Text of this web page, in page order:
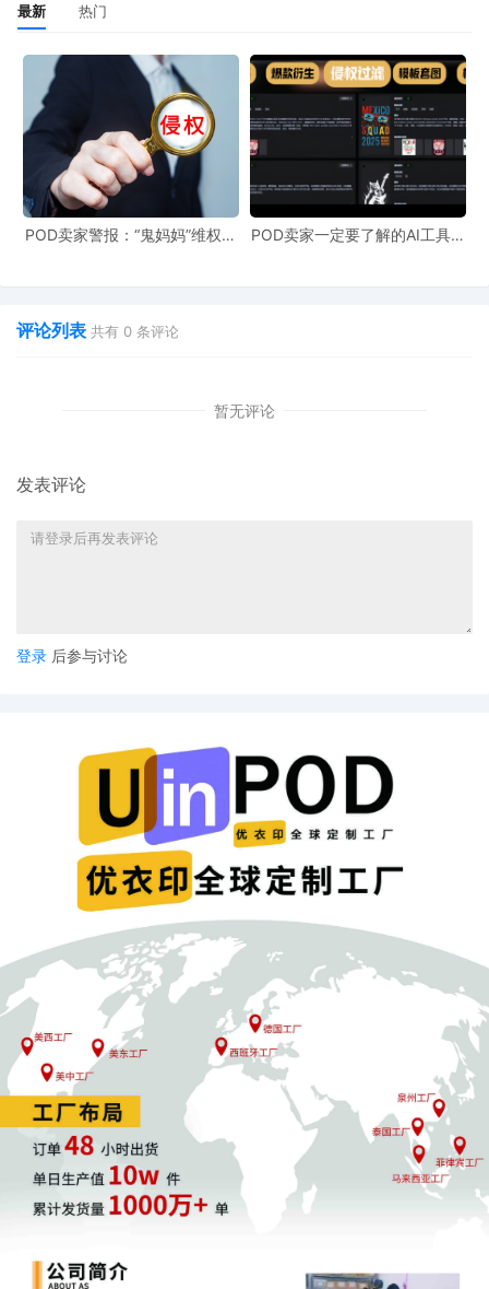
如果对方已经向法院起诉,并且法院下发了TRO,那么亚马逊
的。这种情况下,就算对方确实是恶意起诉,卖家也没法通过
向亚马逊申诉解决问题。所以,当卖家被TRO了以后,正确的
解决办法是尽快寻求专业律师的帮助,寻找解决问题的最优
方案。海象跨境根据卖家店铺真实情况制定方案，以寻求最
低成本的解决方案一遏制这TRO滥用情况。
最新 热门
POD卖家警报：“鬼妈妈”维权致
POD卖家一定要了解的AI工具，
评论列表 共有 0 条评论
暂无评论
发表评论
登录 后参与讨论